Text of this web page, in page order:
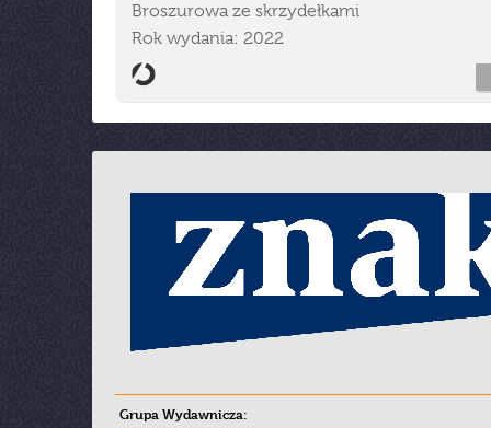
Broszurowa ze skrzydełkami
Rok wydania: 2022
Grupa Wydawnicza: